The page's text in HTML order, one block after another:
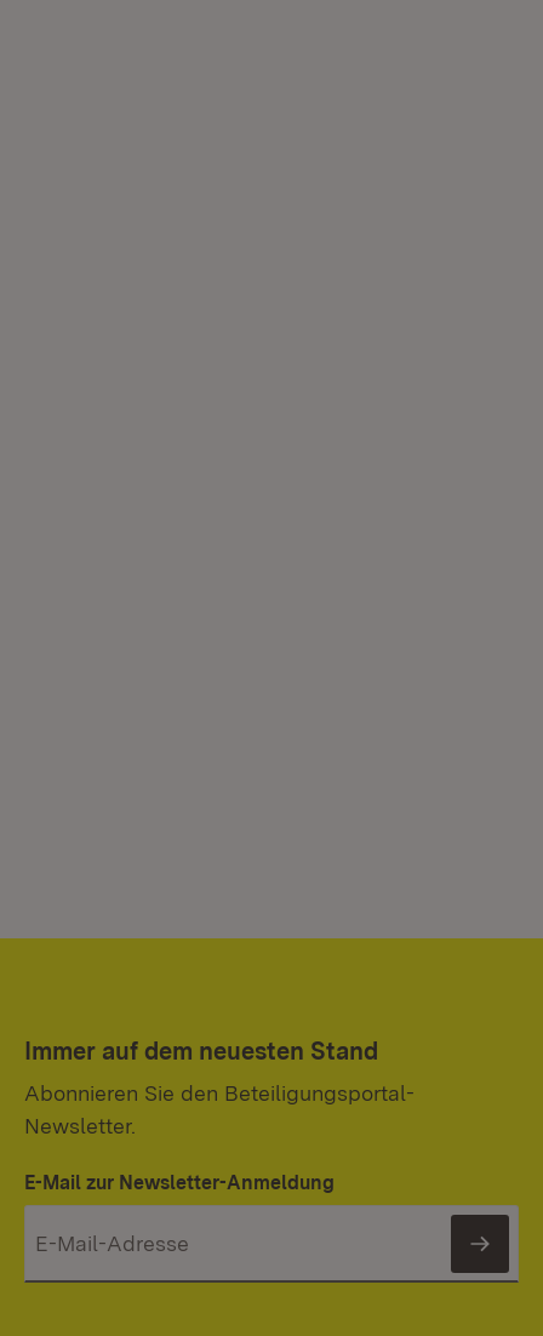
Immer auf dem neuesten Stand
Abonnieren Sie den Beteiligungsportal-
Newsletter.
E-Mail zur Newsletter-Anmeldung